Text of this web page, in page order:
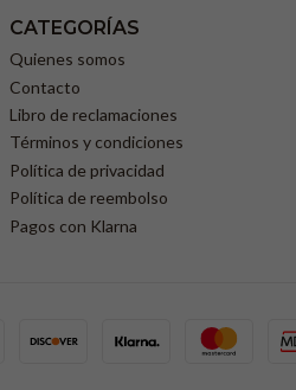
CATEGORÍAS
Quienes somos
Contacto
Libro de reclamaciones
Términos y condiciones
Política de privacidad
Política de reembolso
Pagos con Klarna